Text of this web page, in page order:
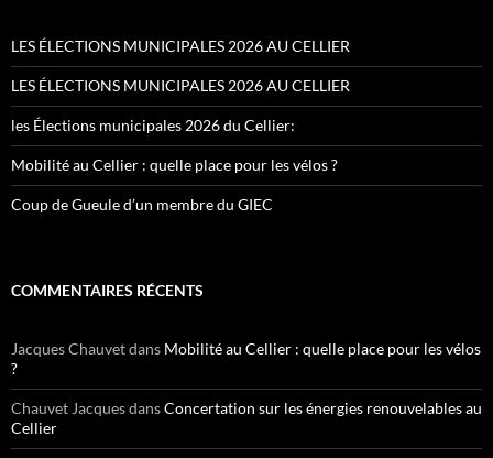
LES ÉLECTIONS MUNICIPALES 2026 AU CELLIER
LES ÉLECTIONS MUNICIPALES 2026 AU CELLIER
les Élections municipales 2026 du Cellier:
Mobilité au Cellier : quelle place pour les vélos ?
Coup de Gueule d’un membre du GIEC
COMMENTAIRES RÉCENTS
Jacques Chauvetdans Mobilité au Cellier : quelle place pour les vélos
?
Chauvet JacquesdansConcertation sur les énergies renouvelables au
Cellier